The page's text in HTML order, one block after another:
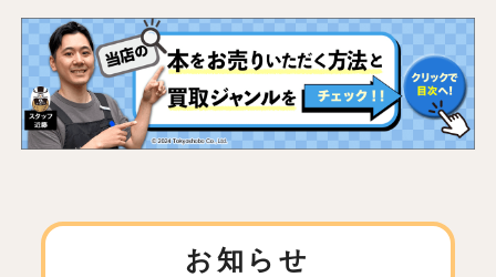
お知らせ